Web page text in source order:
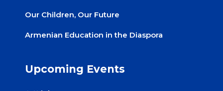
Our Children, Our Future
Armenian Education in the Diaspora
Upcoming Events